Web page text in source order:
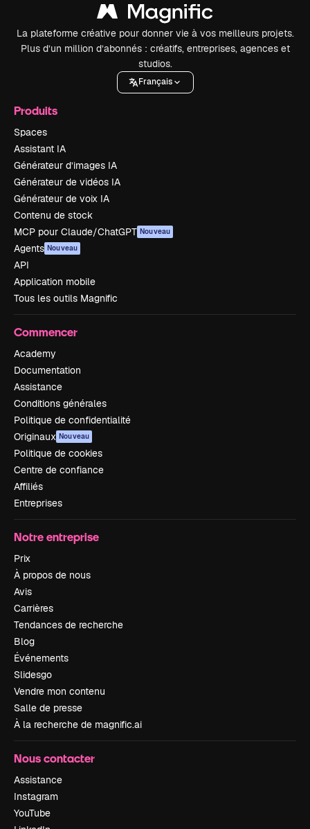
La plateforme créative pour donner vie à vos meilleurs projets.
Plus d’un million d’abonnés : créatifs, entreprises, agences et
studios.
Français
Produits
Spaces
Assistant IA
Générateur d’images IA
Générateur de vidéos IA
Générateur de voix IA
Contenu de stock
MCP pour Claude/ChatGPT Nouveau
Agents Nouveau
API
Application mobile
Tous les outils Magnific
Commencer
Academy
Documentation
Assistance
Conditions générales
Politique de confidentialité
Originaux Nouveau
Politique de cookies
Centre de confiance
Affiliés
Entreprises
Notre entreprise
Prix
À propos de nous
Avis
Carrières
Tendances de recherche
Blog
Événements
Slidesgo
Vendre mon contenu
Salle de presse
À la recherche de magnific.ai
Nous contacter
Assistance
Instagram
YouTube